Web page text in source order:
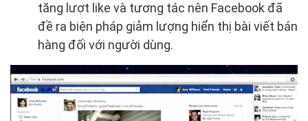
tăng lượt like và tương tác nên Facebook đã
đề ra biện pháp giảm lượng hiển thị bài viết bán
hàng đối với người dùng.